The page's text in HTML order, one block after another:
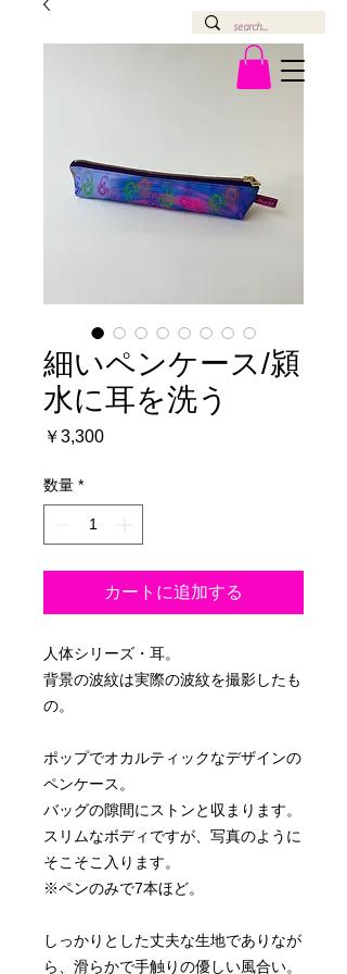
細いペンケース/潁
水に耳を洗う
￥3,300価
数量 *
カートに追加する
人体シリーズ・耳。
背景の波紋は実際の波紋を撮影したも
の。
ポップでオカルティックなデザインの
ペンケース。
バッグの隙間にストンと収まります。
スリムなボディですが、写真のように
そこそこ入ります。
※ペンのみで7本ほど。
しっかりとした丈夫な生地でありなが
ら、滑らかで手触りの優しい風合い。